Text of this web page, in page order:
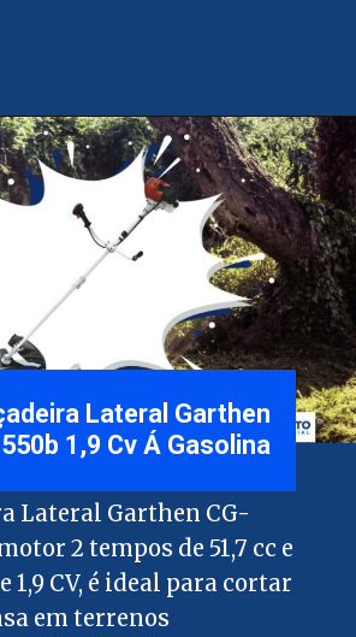
Lateral Garthen
1,9 Cv Á Gasolina
Lateral Garthen CG-
2 tempos de 51,7 cc e
1,9 CV, é ideal para cortar
em terrenos